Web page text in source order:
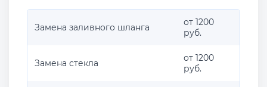
Замена заливного шланга
от 1200
руб.
Замена стекла
от 1200
руб.